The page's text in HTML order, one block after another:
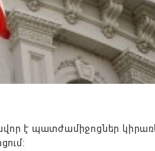
է պատժամիջոցներ